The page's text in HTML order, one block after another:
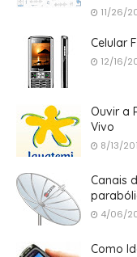
11/26/
Celular
12/16/
Ouvir a
Vivo
8/13/
Canais
4/06/
Como